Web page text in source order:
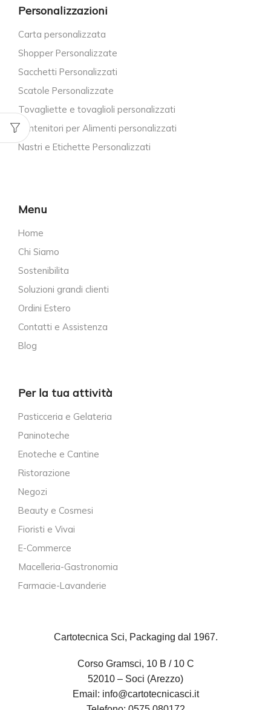
Personalizzazioni
Carta personalizzata
Shopper Personalizzate
Sacchetti Personalizzati
Scatole Personalizzate
Tovagliette e tovaglioli personalizzati
Contenitori per Alimenti personalizzati
Nastri e Etichette Personalizzati
Menu
Home
Chi Siamo
Sostenibilita
Soluzioni grandi clienti
Ordini Estero
Contatti e Assistenza
Blog
Per la tua attività
Pasticceria e Gelateria
Paninoteche
Enoteche e Cantine
Ristorazione
Negozi
Beauty e Cosmesi
Fioristi e Vivai
E-Commerce
Macelleria-Gastronomia
Farmacie-Lavanderie
Cartotecnica Sci, Packaging dal 1967.
Corso Gramsci, 10 B / 10 C
52010 – Soci (Arezzo)
Email: info@cartotecnicasci.it